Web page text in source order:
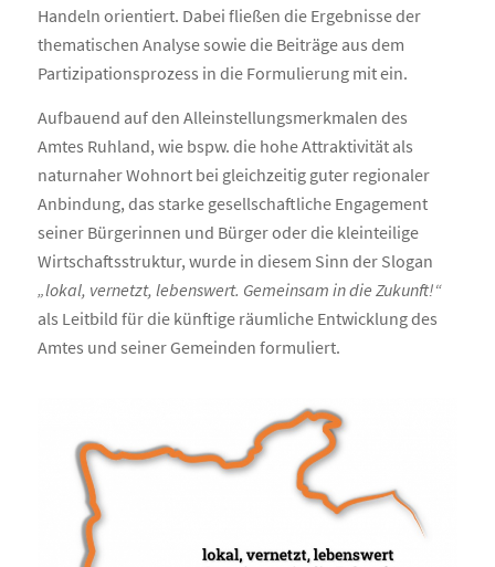
Handeln orientiert. Dabei fließen die Ergebnisse der
thematischen Analyse sowie die Beiträge aus dem
Partizipationsprozess in die Formulierung mit ein.
Aufbauend auf den Alleinstellungsmerkmalen des
Amtes Ruhland, wie bspw. die hohe Attraktivität als
naturnaher Wohnort bei gleichzeitig guter regionaler
Anbindung, das starke gesellschaftliche Engagement
seiner Bürgerinnen und Bürger oder die kleinteilige
Wirtschaftsstruktur, wurde in diesem Sinn der Slogan
„lokal, vernetzt, lebenswert. Gemeinsam in die Zukunft!“
als Leitbild für die künftige räumliche Entwicklung des
Amtes und seiner Gemeinden formuliert.